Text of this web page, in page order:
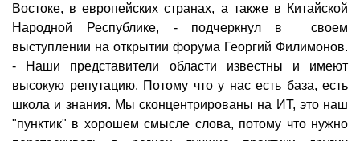
Востоке, в европейских странах, а также в Китайской
Народной Республике, - подчеркнул в своем
выступлении на открытии форума Георгий Филимонов.
- Наши представители области известны и имеют
высокую репутацию. Потому что у нас есть база, есть
школа и знания. Мы сконцентрированы на ИТ, это наш
"пунктик" в хорошем смысле слова, потому что нужно